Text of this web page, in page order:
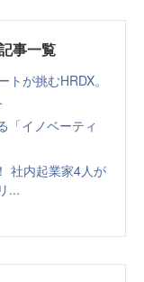
事一覧
が挑むHRDX。
「イノベーティ
社内起業家4人が
...